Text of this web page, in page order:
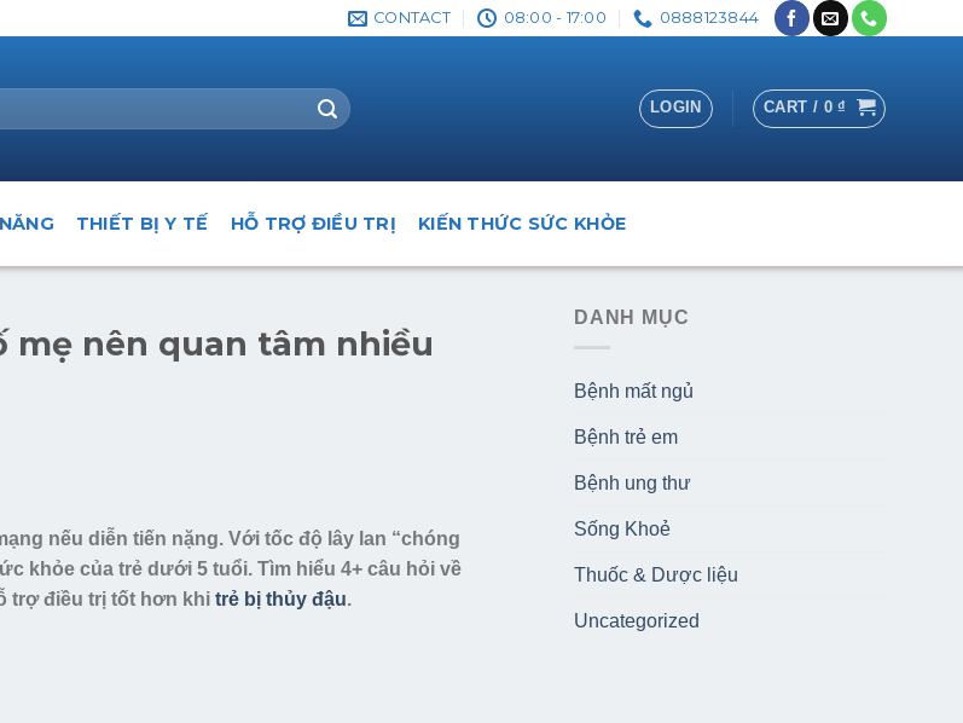
CONTACT 08:00 - 17:00 0888123844
LOGIN CART / 0₫
THIẾT BỊ Y TẾ HỖ TRỢ ĐIỀU TRỊ KIẾN THỨC SỨC KHỎE
mẹ nên quan tâm nhiều
nếu diễn tiến nặng. Với tốc độ lây lan “chóng
khỏe của trẻ dưới 5 tuổi. Tìm hiểu 4+ câu hỏi về
trợ điều trị tốt hơn khi trẻ bị thủy đậu.
DANH MỤC
Bệnh mất ngủ
Bệnh trẻ em
Bệnh ung thư
Sống Khoẻ
Thuốc & Dược liệu
Uncategorized